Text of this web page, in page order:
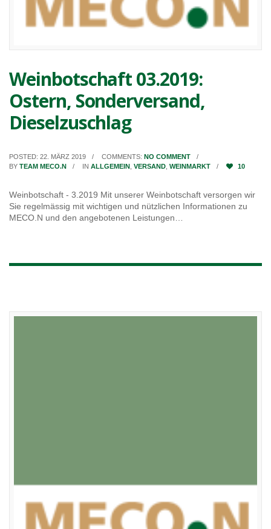
Weinbotschaft 03.2019:
Ostern, Sonderversand,
Dieselzuschlag
POSTED: 22. MÄRZ 2019 COMMENTS: NO COMMENT
BY TEAM MECO.N IN ALLGEMEIN VERSAND WEINMARKT 10
Weinbotschaft - 3.2019 Mit unserer Weinbotschaft versorgen wir
Sie regelmässig mit wichtigen und nützlichen Informationen zu
MECO.N und den angebotenen Leistungen…